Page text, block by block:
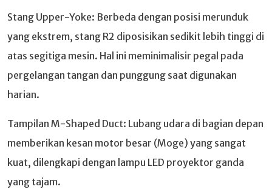
Stang Upper-Yoke: Berbeda dengan posisi merunduk
yang ekstrem, stang R2 diposisikan sedikit lebih tinggi di
atas segitiga mesin. Hal ini meminimalisir pegal pada
pergelangan tangan dan punggung saat digunakan
harian.
Tampilan M-Shaped Duct: Lubang udara di bagian depan
memberikan kesan motor besar (Moge) yang sangat
kuat, dilengkapi dengan lampu LED proyektor ganda
yang tajam.